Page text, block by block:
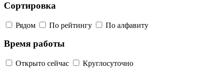
Сортировка
Рядом По рейтингу По алфавиту
Время работы
Открыто сейчас Круглосуточно